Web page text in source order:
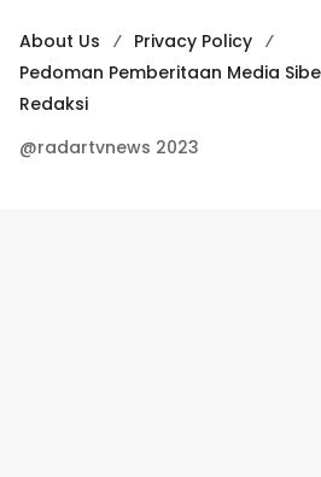
About Us
Privacy Policy
Pedoman Pemberitaan Media
Redaksi
@radartvnews 2023